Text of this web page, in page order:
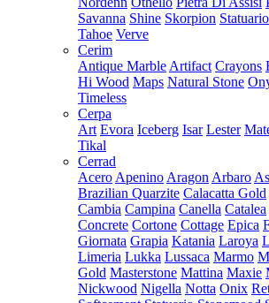
Savanna Shine Skorpion
Tahoe Verve
Cerim
Antique Marble Artifact Crayons
Hi Wood Maps Natural Stone
Timeless
Cerpa
Art Evora Iceberg Isar Lester
Tikal
Cerrad
Acero Apenino Aragon Arbaro
Brazilian Quarzite Calacatta Gold
Cambia Campina Canella Catalea
Concrete Cortone Cottage Epica
Giornata Grapia Katania Laroya
Limeria Lukka Lussaca Marmo
Gold Masterstone Mattina Maxie
Nickwood Nigella Notta Onix